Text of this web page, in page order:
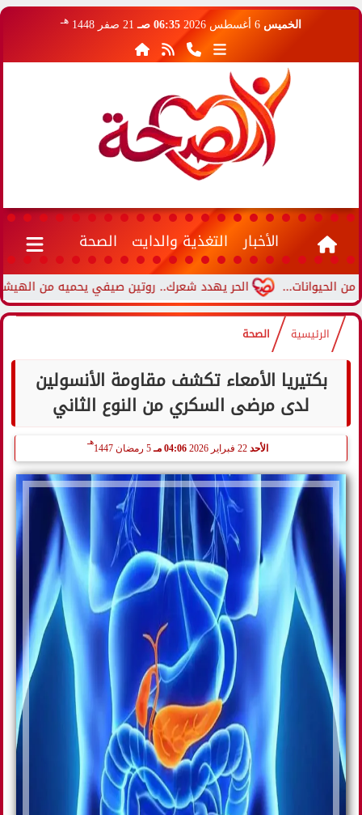
الخميس 06:35 صـ 21 صفر 1448 هـ
الأخبار التغذية والدايت الصحة
الحر يهدد شعرك.. روتين صيفي يحميه من الهيشان
الرئيسية الصحة
بكتيريا الأمعاء تكشف مقاومة الأنسولين
لدى مرضى السكري من النوع الثاني
الأحد 04:06 مـ 5 رمضان 1447
هـ